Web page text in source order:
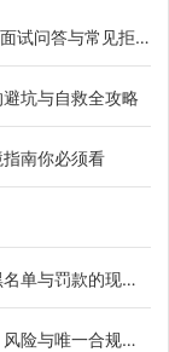
与常见拒签原因解析
坑与自救全攻略
南你必须看
罚款的现实解析
与唯一合规路径